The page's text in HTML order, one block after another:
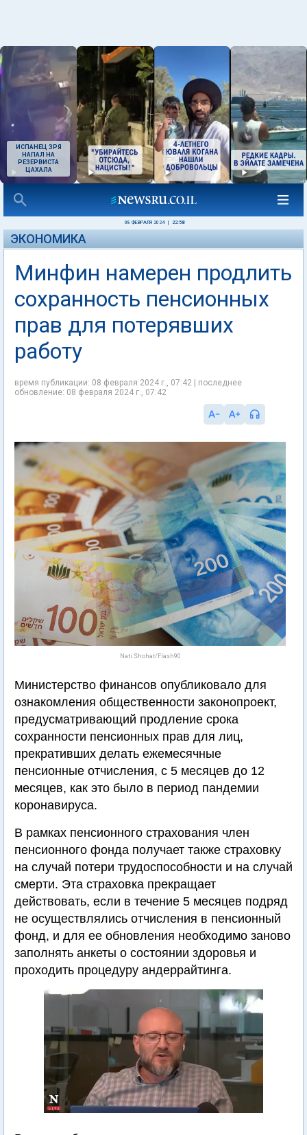
ИСПАНЕЦ ЗРЯ
НАПАЛ НА
РЕЗЕРВИСТА
ЦАХАЛА
08 ФЕВРАЛЯ 2024 22:58
ЭКОНОМИКА
Минфин намерен продлить
сохранность пенсионных
прав для потерявших
работу
время публикации: 08 февраля 2024 г., 07:42 | последнее
обновление: 08 февраля 2024 г., 07:42
Nati Shohat/Flash90
Министерство финансов опубликовало для
ознакомления общественности законопроект,
предусматривающий продление срока
сохранности пенсионных прав для лиц,
прекративших делать ежемесячные
пенсионные отчисления, с 5 месяцев до 12
месяцев, как это было в период пандемии
коронавируса.
В рамках пенсионного страхования член
пенсионного фонда получает также страховку
на случай потери трудоспособности и на случай
смерти. Эта страховка прекращает
действовать, если в течение 5 месяцев подряд
не осуществлялись отчисления в пенсионный
фонд, и для ее обновления необходимо заново
заполнять анкеты о состоянии здоровья и
проходить процедуру андеррайтинга.